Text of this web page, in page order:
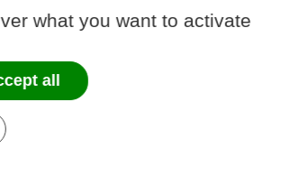
(soitwhat you want to activate
all